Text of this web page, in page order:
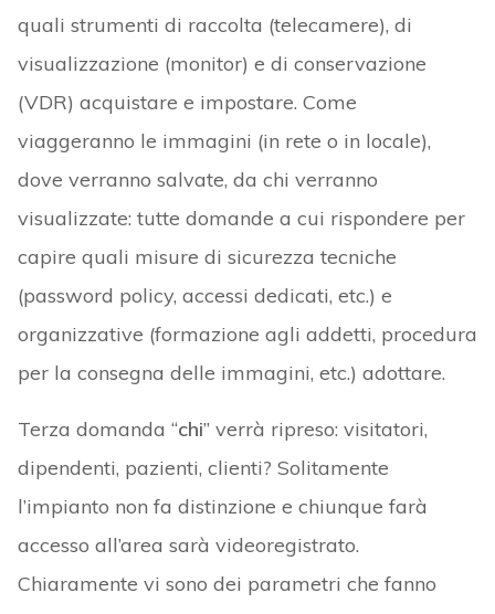
quali strumenti di raccolta (telecamere), di
visualizzazione (monitor) e di conservazione
(VDR) acquistare e impostare. Come
viaggeranno le immagini (in rete o in locale),
dove verranno salvate, da chi verranno
visualizzate: tutte domande a cui rispondere per
capire quali misure di sicurezza tecniche
(password policy, accessi dedicati, etc.) e
organizzative (formazione agli addetti, procedura
per la consegna delle immagini, etc.) adottare.
Terza domanda “chi” verrà ripreso: visitatori,
dipendenti, pazienti, clienti? Solitamente
l’impianto non fa distinzione e chiunque farà
accesso all’area sarà videoregistrato.
Chiaramente vi sono dei parametri che fanno